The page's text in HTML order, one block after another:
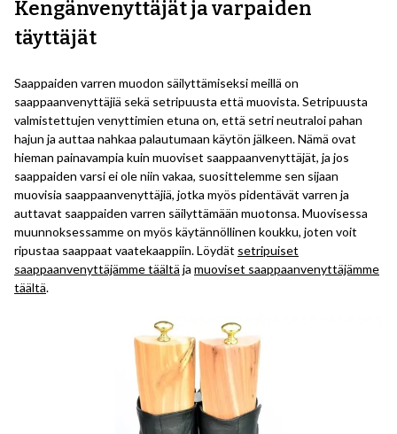
Kengänvenyttäjät ja varpaiden
täyttäjät
Saappaiden varren muodon säilyttämiseksi meillä on
saappaanvenyttäjiä sekä setripuusta että muovista. Setripuusta
valmistettujen venyttimien etuna on, että setri neutraloi pahan
hajun ja auttaa nahkaa palautumaan käytön jälkeen. Nämä ovat
hieman painavampia kuin muoviset saappaanvenyttäjät, ja jos
saappaiden varsi ei ole niin vakaa, suosittelemme sen sijaan
muovisia saappaanvenyttäjiä, jotka myös pidentävät varren ja
auttavat saappaiden varren säilyttämään muotonsa. Muovisessa
muunnoksessamme on myös käytännöllinen koukku, joten voit
ripustaa saappaat vaatekaappiin. Löydät setripuiset
saappaanvenyttäjämme täältä ja muoviset saappaanvenyttäjämme
täältä.